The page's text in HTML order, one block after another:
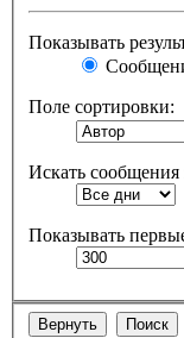
Показывать
Поле сортировки:
Искать сообщения
Показывать